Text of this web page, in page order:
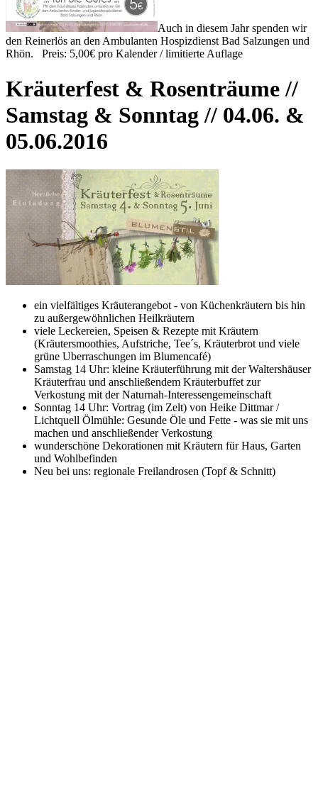
Auch in diesem Jahr spenden wir
den Reinerlös an den Ambulanten Hospizdienst Bad Salzungen und
Rhön. Preis: 5,00€ pro Kalender / limitierte Auflage
Kräuterfest & Rosenträume //
Samstag & Sonntag // 04.06. &
05.06.2016
ein vielfältiges Kräuterangebot - von Küchenkräutern bis hin
zu außergewöhnlichen Heilkräutern
viele Leckereien, Speisen & Rezepte mit Kräutern
(Kräutersmoothies, Aufstriche, Tee´s, Kräuterbrot und viele
grüne Uberraschungen im Blumencafé)
Samstag 14 Uhr: kleine Kräuterführung mit der Waltershäuser
Kräuterfrau und anschließendem Kräuterbuffet zur
Verkostung mit der Naturnah-Interessengemeinschaft
Sonntag 14 Uhr: Vortrag (im Zelt) von Heike Dittmar /
Lichtquell Ölmühle: Gesunde Öle und Fette - was sie mit uns
machen und anschließender Verkostung
wunderschöne Dekorationen mit Kräutern für Haus, Garten
und Wohlbefinden
Neu bei uns: regionale Freilandrosen (Topf & Schnitt)